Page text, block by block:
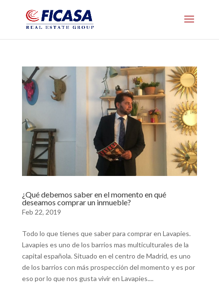
¿Qué debemos saber en el momento en qué
deseamos comprar un inmueble?
Feb 22, 2019
Todo lo que tienes que saber para comprar en Lavapies.
Lavapies es uno de los barrios mas multiculturales de la
capital española. Situado en el centro de Madrid, es uno
de los barrios con más prospección del momento y es por
eso por lo que nos gusta vivir en Lavapies....